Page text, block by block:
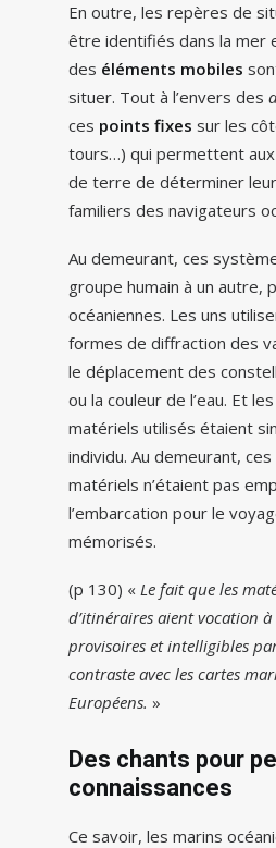
En outre, les repères de
être identifiés dans la mer
des éléments mobiles
situer. Tout à l’envers des
ces points fixes sur les
tours…) qui permettent
de terre de déterminer
familiers des navigateurs
Au demeurant, ces
groupe humain à un autre,
océaniennes. Les uns
formes de diffraction des
le déplacement des
ou la couleur de l’eau. Et
matériels utilisés étaient
individu. Au demeurant,
matériels n’étaient pas
l’embarcation pour le
mémorisés.
(p 130) « Le fait que les
d’itinéraires aient vocation à
provisoires et intelligibles
contraste avec les cartes
Européens. »
Des chants pour
connaissances
Ce savoir, les marins